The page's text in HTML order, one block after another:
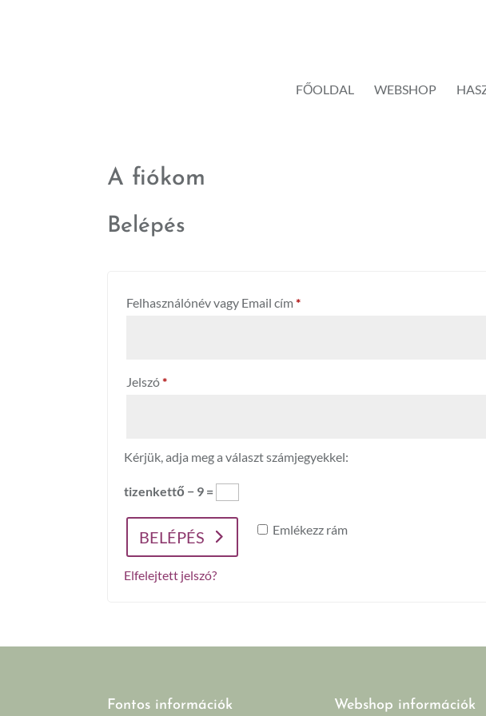
FŐOLDAL WEBSHOP
A fiókom
Belépés
Felhasználónév vagy Email cím*Kötelező
Jelszó*Kötelező
Kérjük, adja meg a választ számjegyekkel:
tizenkettő − 9 =
Emlékezz rám
BELÉPÉS
Elfelejtett jelszó?
Fontos információk Webshop információk